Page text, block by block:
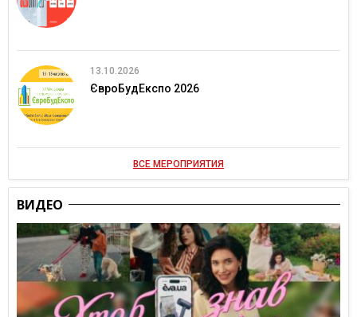
13.10.2026
ЄвроБудЕкспо 2026
ВСЕ МЕРОПРИЯТИЯ
ВИДЕО